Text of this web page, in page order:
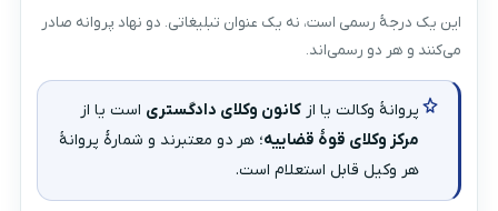
این یک درجهٔ رسمی است، نه یک عنوان تبلیغاتی. دو نهاد پروانه صادر
می‌کنند و هر دو رسمی‌اند.
پروانهٔ وکالت یا از کانون وکلای دادگستری است یا از
مرکز وکلای قوهٔ قضاییه؛ هر دو معتبرند و شمارهٔ پروانهٔ
هر وکیل قابل استعلام است.